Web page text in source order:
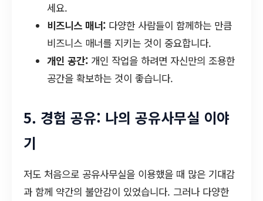
세요.
비즈니스 매너: 다양한 사람들이 함께하는 만큼
비즈니스 매너를 지키는 것이 중요합니다.
개인 공간: 개인 작업을 하려면 자신만의 조용한
공간을 확보하는 것이 좋습니다.
5. 경험 공유: 나의 공유사무실 이야
기
저도 처음으로 공유사무실을 이용했을 때 많은 기대감
과 함께 약간의 불안감이 있었습니다. 그러나 다양한